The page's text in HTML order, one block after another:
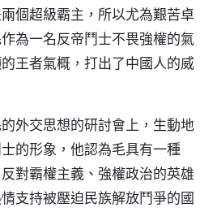
個超級霸主，所以尤為艱苦卓
為一名反帝鬥士不畏強權的氣
王者氣概，打出了中國人的威
外交思想的研討會上，生動地
的形象，他認為毛具有一種
反對霸權主義、強權政治的英雄
支持被壓迫民族解放鬥爭的國